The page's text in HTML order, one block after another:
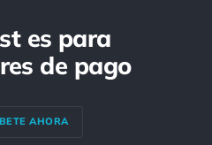
es para
de pago
AHORA